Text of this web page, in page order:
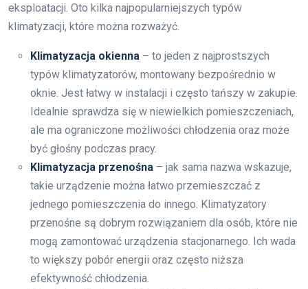
eksploatacji. Oto kilka najpopularniejszych typów
klimatyzacji, które można rozważyć.
Klimatyzacja okienna – to jeden z najprostszych
typów klimatyzatorów, montowany bezpośrednio w
oknie. Jest łatwy w instalacji i często tańszy w zakupie.
Idealnie sprawdza się w niewielkich pomieszczeniach,
ale ma ograniczone możliwości chłodzenia oraz może
być głośny podczas pracy.
Klimatyzacja przenośna – jak sama nazwa wskazuje,
takie urządzenie można łatwo przemieszczać z
jednego pomieszczenia do innego. Klimatyzatory
przenośne są dobrym rozwiązaniem dla osób, które nie
mogą zamontować urządzenia stacjonarnego. Ich wada
to większy pobór energii oraz często niższa
efektywność chłodzenia.